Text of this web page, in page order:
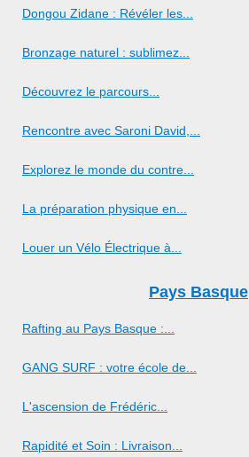
Dongou Zidane : Révéler les...
Bronzage naturel : sublimez...
Découvrez le parcours...
Rencontre avec Saroni David,...
Explorez le monde du contre...
La préparation physique en...
Louer un Vélo Électrique à...
Pays Basque
Rafting au Pays Basque :...
GANG SURF : votre école de...
L'ascension de Frédéric...
Rapidité et Soin : Livraison...